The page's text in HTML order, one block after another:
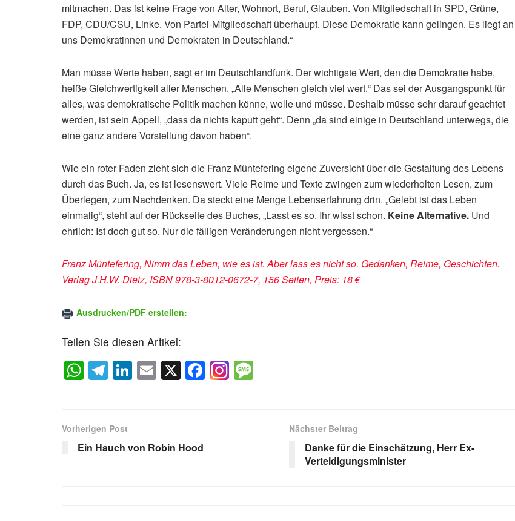
mitmachen. Das ist keine Frage von Alter, Wohnort, Beruf, Glauben. Von Mitgliedschaft in SPD, Grüne,
FDP, CDU/CSU, Linke. Von Partei-Mitgliedschaft überhaupt. Diese Demokratie kann gelingen. Es liegt an
uns Demokratinnen und Demokraten in Deutschland.“
Man müsse Werte haben, sagt er im Deutschlandfunk. Der wichtigste Wert, den die Demokratie habe,
heiße Gleichwertigkeit aller Menschen. „Alle Menschen gleich viel wert.“ Das sei der Ausgangspunkt für
alles, was demokratische Politik machen könne, wolle und müsse. Deshalb müsse sehr darauf geachtet
werden, ist sein Appell, „dass da nichts kaputt geht“. Denn „da sind einige in Deutschland unterwegs, die
eine ganz andere Vorstellung davon haben“.
Wie ein roter Faden zieht sich die Franz Müntefering eigene Zuversicht über die Gestaltung des Lebens
durch das Buch. Ja, es ist lesenswert. Viele Reime und Texte zwingen zum wiederholten Lesen, zum
Überlegen, zum Nachdenken. Da steckt eine Menge Lebenserfahrung drin. „Gelebt ist das Leben
einmalig“, steht auf der Rückseite des Buches, „Lasst es so. Ihr wisst schon. Keine Alternative. Und
ehrlich: Ist doch gut so. Nur die fälligen Veränderungen nicht vergessen.“
Franz Müntefering, Nimm das Leben, wie es ist. Aber lass es nicht so. Gedanken, Reime, Geschichten.
Verlag J.H.W. Dietz, ISBN 978-3-8012-0672-7, 156 Seiten, Preis: 18 €
Ausdrucken/PDF erstellen:
Teilen Sie diesen Artikel:
W
h
s
A
T
el
gr
a
Li
n
dI
E
m
X F
a
Vorherigen Post
Ein Hauch von Robin Hood
Nächster Beitrag
Danke für die Einschätzung, Herr Ex-
Verteidigungsminister